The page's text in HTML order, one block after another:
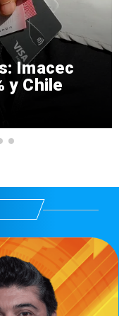
Imacec
y Chile